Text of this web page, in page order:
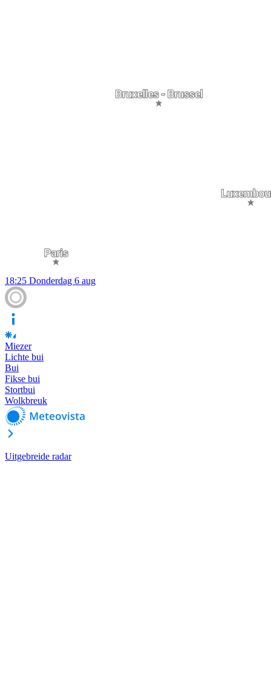
18:25 Donderdag 6 aug
Miezer
Lichte bui
Bui
Fikse bui
Stortbui
Wolkbreuk
Uitgebreide radar